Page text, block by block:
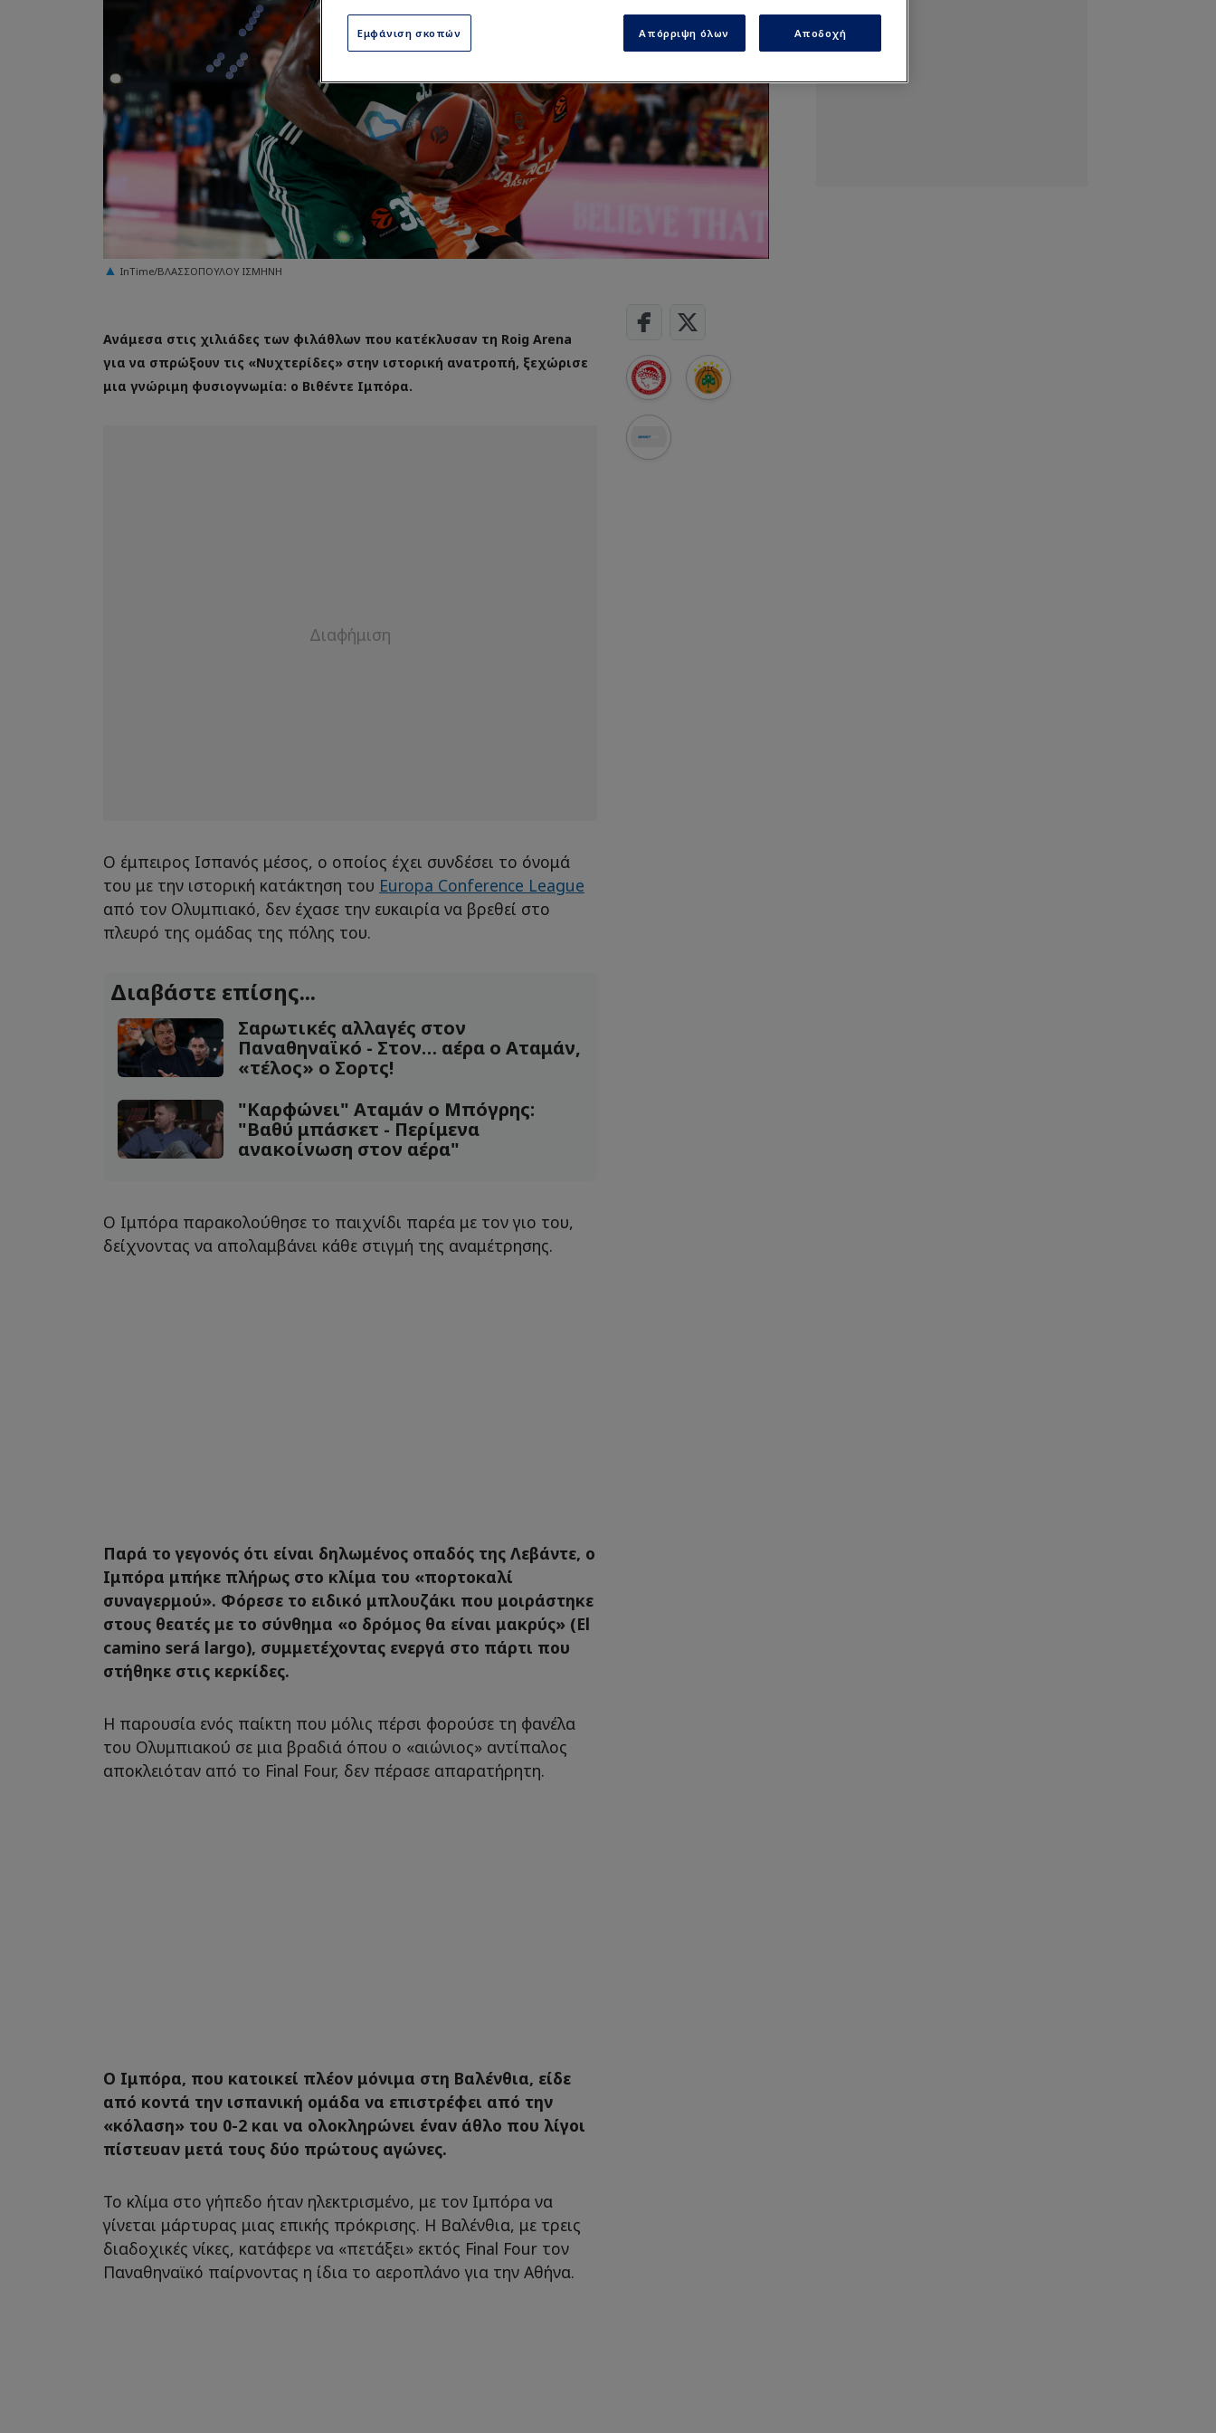
InTime/ΒΛΑΣΣΟΠΟΥΛΟΥ ΙΣΜΗΝΗ
Ανάμεσα στις χιλιάδες των φιλάθλων που κατέκλυσαν τη Roig Arena
για να σπρώξουν τις «Νυχτερίδες» στην ιστορική ανατροπή, ξεχώρισε
μια γνώριμη φυσιογνωμία: ο Βιθέντε Ιμπόρα.
Ο έμπειρος Ισπανός μέσος, ο οποίος έχει συνδέσει το όνομά
του με την ιστορική κατάκτηση του Europa Conference League
από τον Ολυμπιακό, δεν έχασε την ευκαιρία να βρεθεί στο
πλευρό της ομάδας της πόλης του.
Διαβάστε επίσης...
Σαρωτικές αλλαγές στον
Παναθηναϊκό - Στον… αέρα ο Αταμάν,
«τέλος» ο Σορτς!
"Καρφώνει" Αταμάν ο Μπόγρης:
"Βαθύ μπάσκετ - Περίμενα
ανακοίνωση στον αέρα"
Ο Ιμπόρα παρακολούθησε το παιχνίδι παρέα με τον γιο του,
δείχνοντας να απολαμβάνει κάθε στιγμή της αναμέτρησης.
Παρά το γεγονός ότι είναι δηλωμένος οπαδός της Λεβάντε, ο
Ιμπόρα μπήκε πλήρως στο κλίμα του «πορτοκαλί
συναγερμού». Φόρεσε το ειδικό μπλουζάκι που μοιράστηκε
στους θεατές με το σύνθημα «ο δρόμος θα είναι μακρύς» (El
camino será largo), συμμετέχοντας ενεργά στο πάρτι που
στήθηκε στις κερκίδες.
Η παρουσία ενός παίκτη που μόλις πέρσι φορούσε τη φανέλα
του Ολυμπιακού σε μια βραδιά όπου ο «αιώνιος» αντίπαλος
αποκλειόταν από το Final Four, δεν πέρασε απαρατήρητη.
Ο Ιμπόρα, που κατοικεί πλέον μόνιμα στη Βαλένθια, είδε
από κοντά την ισπανική ομάδα να επιστρέφει από την
«κόλαση» του 0-2 και να ολοκληρώνει έναν άθλο που λίγοι
πίστευαν μετά τους δύο πρώτους αγώνες.
Το κλίμα στο γήπεδο ήταν ηλεκτρισμένο, με τον Ιμπόρα να
γίνεται μάρτυρας μιας επικής πρόκρισης. Η Βαλένθια, με τρεις
διαδοχικές νίκες, κατάφερε να «πετάξει» εκτός Final Four τον
Παναθηναϊκό παίρνοντας η ίδια το αεροπλάνο για την Αθήνα.
Εμφάνιση σκοπών Απόρριψη όλων Αποδοχή